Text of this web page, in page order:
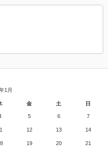
1月
金 土 日
5 6 7
12 13 14
19 20 21